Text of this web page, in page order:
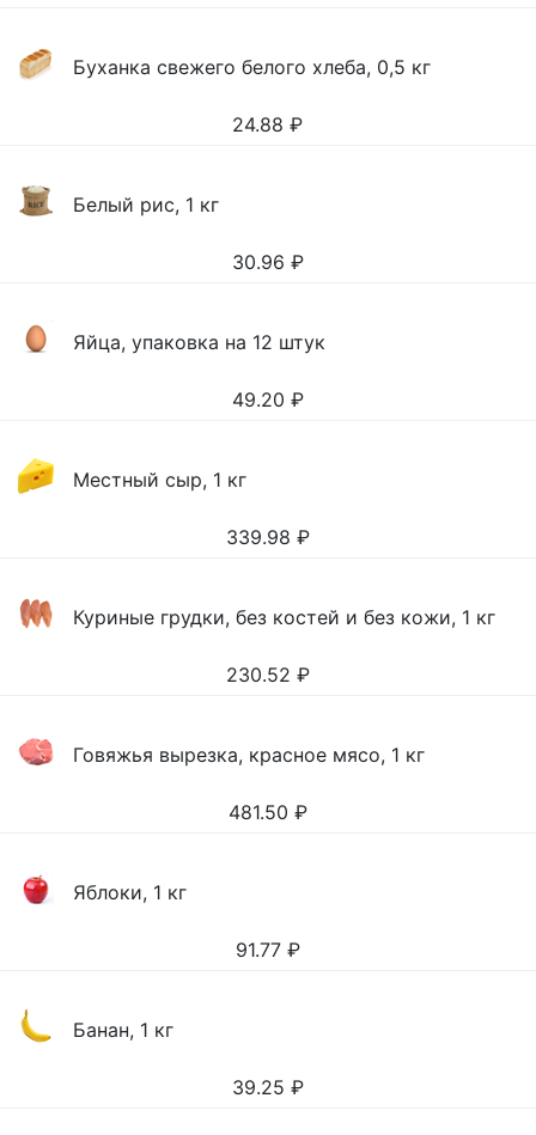
Буханка свежего белого хлеба, 0,5 кг
24.88 ₽
Белый рис, 1 кг
30.96 ₽
Яйца, упаковка на 12 штук
49.20 ₽
Местный сыр, 1 кг
339.98 ₽
Куриные грудки, без костей и без кожи, 1 кг
230.52 ₽
Говяжья вырезка, красное мясо, 1 кг
481.50 ₽
Яблоки, 1 кг
91.77 ₽
Банан, 1 кг
39.25 ₽